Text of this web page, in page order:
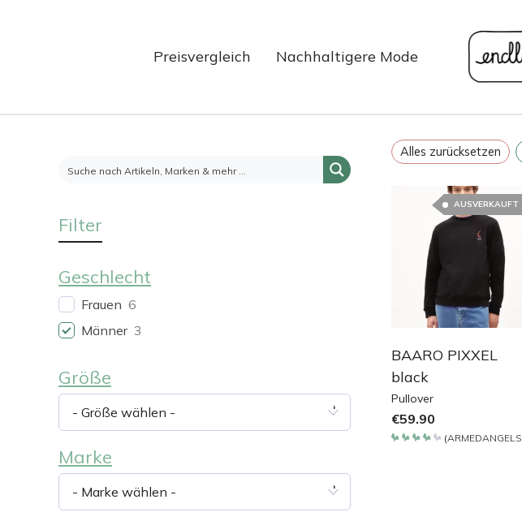
Preisvergleich Nachhaltigere Mode
Alles zurücksetzen
AUSVERKAUFT
BAARO PIXXEL
black
Pullover
€59.90
(ARMEDANGELS
Filter
Geschlecht
Frauen 6
Männer 3
Größe
- Größe wählen -
Marke
- Marke wählen -